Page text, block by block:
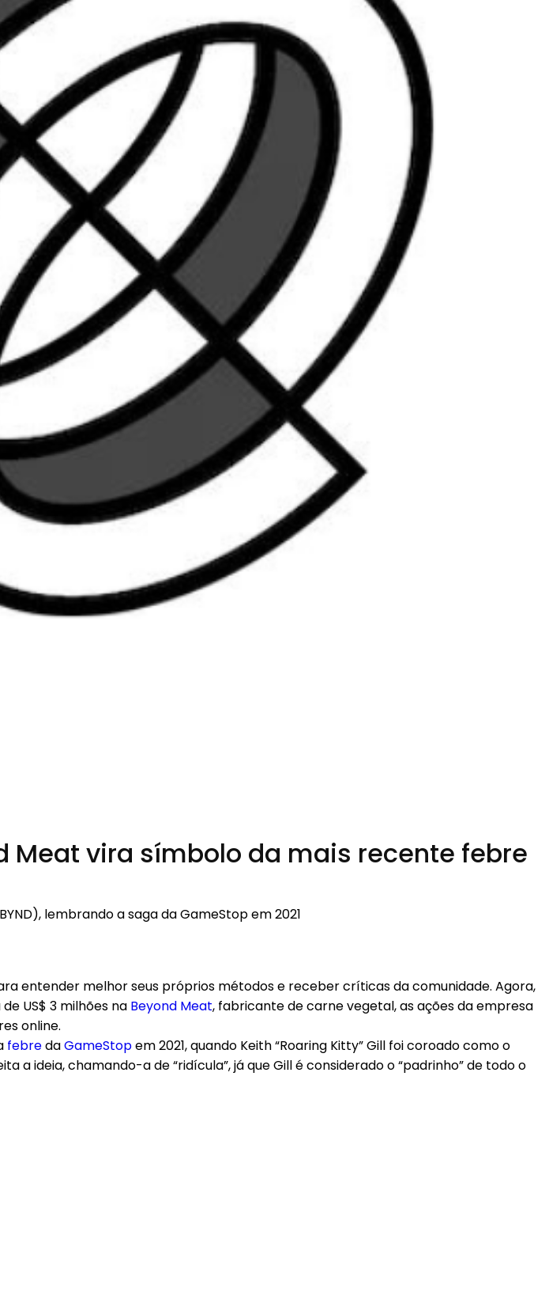
Meat vira símbolo da mais recente febre
lembrando a saga da GameStop em 2021
entender melhor seus próprios métodos e receber críticas da comunidade. Agora,
US$ 3 milhões na Beyond Meat, fabricante de carne vegetal, as ações da empresa
online.
febredaGameStopem 2021, quando Keith “Roaring Kitty” Gill foi coroado como o
ideia, chamando-a de “ridícula”, já que Gill é considerado o “padrinho” de todo o